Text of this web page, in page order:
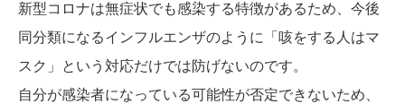
新型コロナは無症状でも感染する特徴があるため、今後
同分類になるインフルエンザのように「咳をする人はマ
スク」という対応だけでは防げないのです。
自分が感染者になっている可能性が否定できないため、